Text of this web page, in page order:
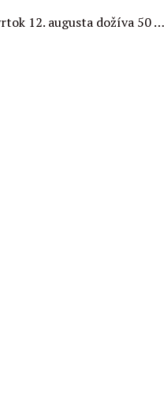
12. augusta dožíva 50 …